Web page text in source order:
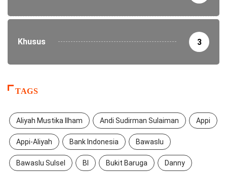
Khusus 3
TAGS
Aliyah Mustika Ilham Andi Sudirman Sulaiman Appi
Appi-Aliyah Bank Indonesia Bawaslu
Bawaslu Sulsel BI Bukit Baruga Danny